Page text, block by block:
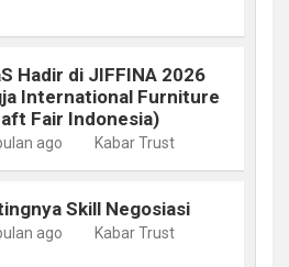
Hadir di JIFFINA 2026
International Furniture
Fair Indonesia)
ago Kabar Trust
Skill Negosiasi
ago Kabar Trust